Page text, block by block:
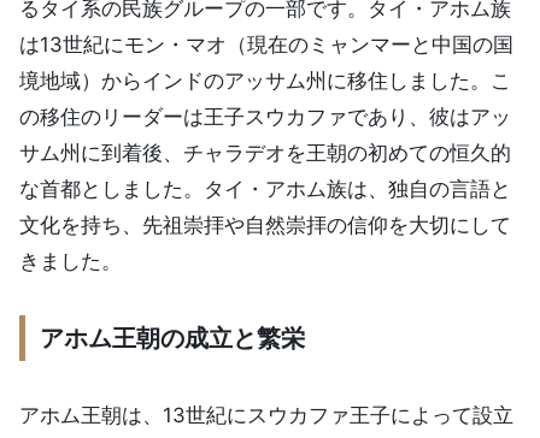
るタイ系の民族グループの一部です。タイ・アホム族
は13世紀にモン・マオ（現在のミャンマーと中国の国
境地域）からインドのアッサム州に移住しました。こ
の移住のリーダーは王子スウカファであり、彼はアッ
サム州に到着後、チャラデオを王朝の初めての恒久的
な首都としました。タイ・アホム族は、独自の言語と
文化を持ち、先祖崇拝や自然崇拝の信仰を大切にして
きました。
アホム王朝の成立と繁栄
アホム王朝は、13世紀にスウカファ王子によって設立